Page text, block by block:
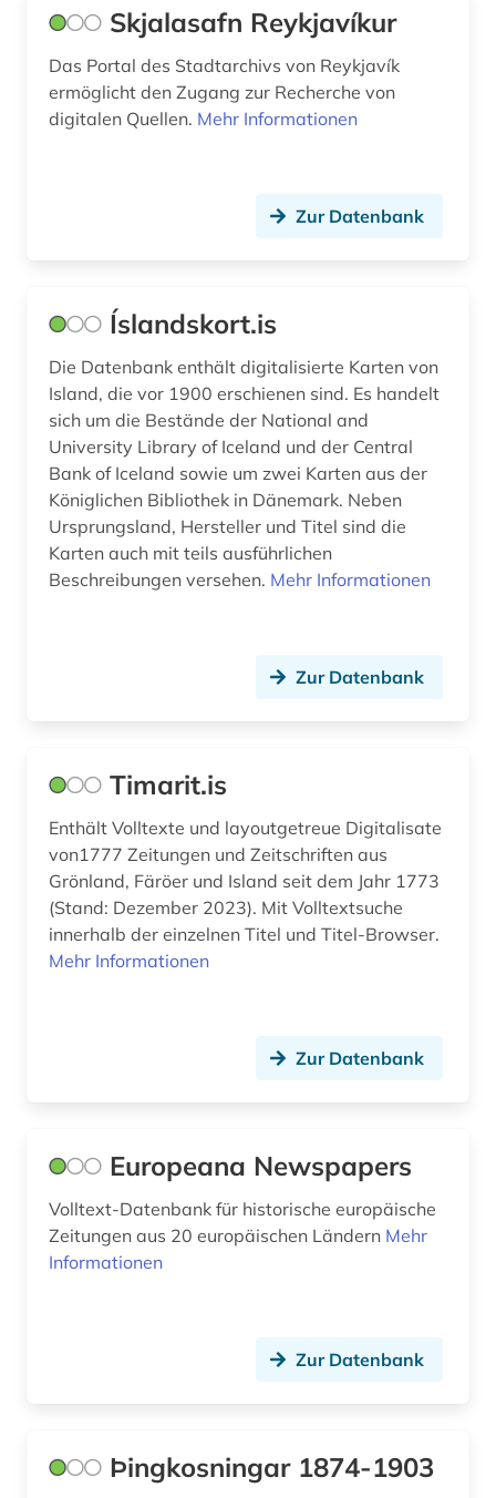
wörterbuch (2)
zeitung (1)
Roemisches Reich (1)
Rumänien (1)
Russland, Sowjetunion (1)
Serbien (1)
Skandinavien (4)
USA (1)
Skjalasafn Reykjavíkur
Das Portal des Stadtarchivs von Reykjavík
ermöglicht den Zugang zur Recherche von
digitalen Quellen. Mehr Informationen
Zur Datenbank
Íslandskort.is
Die Datenbank enthält digitalisierte Karten von
Island, die vor 1900 erschienen sind. Es handelt
sich um die Bestände der National and
University Library of Iceland und der Central
Bank of Iceland sowie um zwei Karten aus der
Königlichen Bibliothek in Dänemark. Neben
Ursprungsland, Hersteller und Titel sind die
Karten auch mit teils ausführlichen
Beschreibungen versehen. Mehr Informationen
Zur Datenbank
Timarit.is
Enthält Volltexte und layoutgetreue Digitalisate
von1777 Zeitungen und Zeitschriften aus
Grönland, Färöer und Island seit dem Jahr 1773
(Stand: Dezember 2023). Mit Volltextsuche
innerhalb der einzelnen Titel und Titel-Browser.
Mehr Informationen
Zur Datenbank
Europeana Newspapers
Volltext-Datenbank für historische europäische
Zeitungen aus 20 europäischen Ländern Mehr
Informationen
Zur Datenbank
Þingkosningar 1874-1903